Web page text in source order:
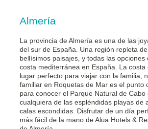
Almería
La provincia de Almería es una de las
del sur de España. Una región repleta de
bellísimos paisajes, y todas las opciones
costa mediterránea en España. La costa
lugar perfecto para viajar con la familia,
familiar en Roquetas de Mar es el punto
para conocer el Parque Natural de Cabo
cualquiera de las espléndidas playas de
calas escondidas. Disfrutar de un día
más fácil de la mano de Alua Hotels &